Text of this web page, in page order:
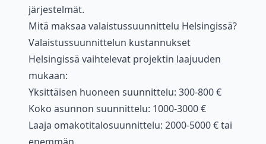
järjestelmät.
Mitä maksaa valaistussuunnittelu Helsingissä?
Valaistussuunnittelun kustannukset
Helsingissä vaihtelevat projektin laajuuden
mukaan:
Yksittäisen huoneen suunnittelu: 300-800 €
Koko asunnon suunnittelu: 1000-3000 €
Laaja omakotitalosuunnittelu: 2000-5000 € tai